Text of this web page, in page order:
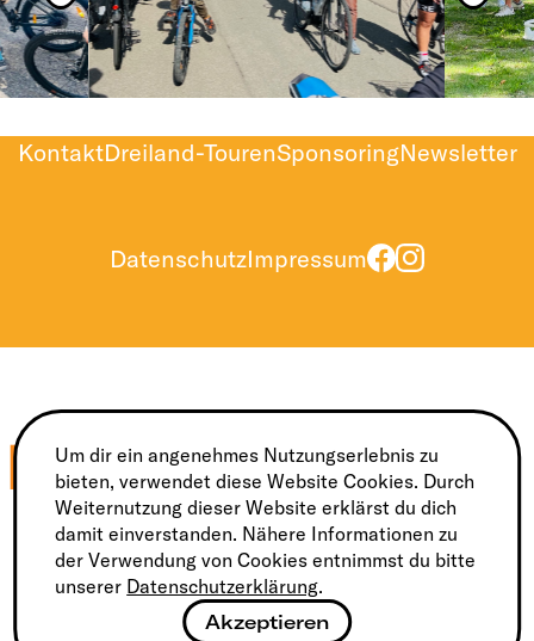
KontaktDreiland-TourenSponsoringNewsletter
DatenschutzImpressum
Nationaler Hauptsponsor Nationaler Sponsor
Um dir ein angenehmes Nutzungserlebnis zu
bieten, verwendet diese Website Cookies. Durch
Weiternutzung dieser Website erklärst du dich
damit einverstanden. Nähere Informationen zu
der Verwendung von Cookies entnimmst du bitte
unserer Datenschutzerklärung.
Akzeptieren